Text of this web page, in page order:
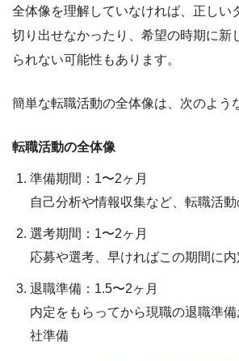
全体像を理解していなければ、 正しい
切り出せなかったり、希望の時期に新
られない可能性もあります。
簡単な転職活動の全体像は、次のよう
転職活動の全体像
準備期間：1〜2ヶ月
自己分析や情報収集など、転職活
選考期間：1〜2ヶ月
応募や選考、早ければこの期間に
退職準備：1.5〜2ヶ月
内定をもらってから現職の退職準
社準備